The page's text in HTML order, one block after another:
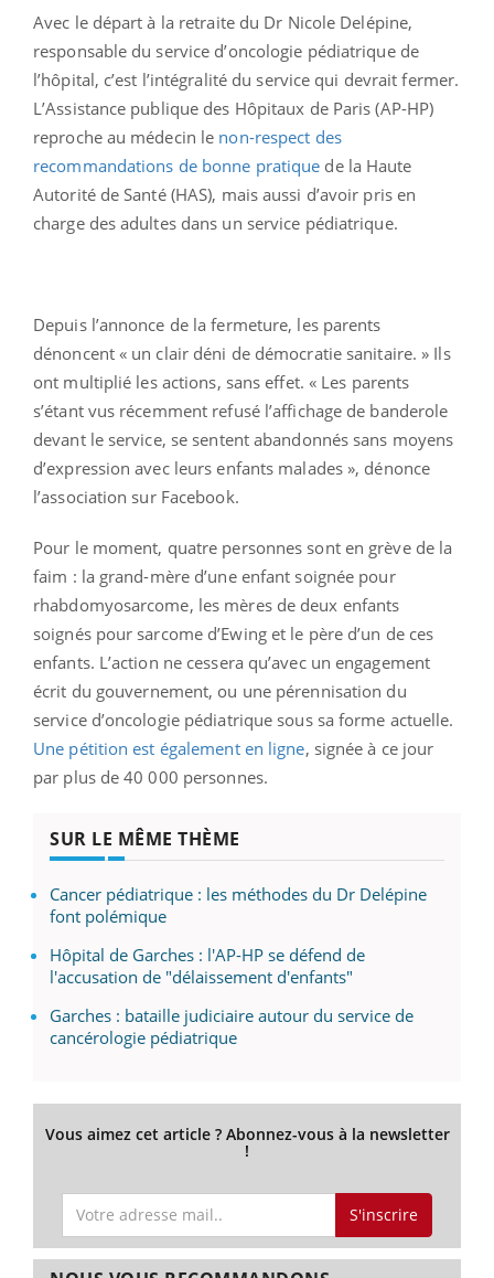
Avec le départ à la retraite du Dr Nicole Delépine,
responsable du service d’oncologie pédiatrique de
l’hôpital, c’est l’intégralité du service qui devrait fermer.
L’Assistance publique des Hôpitaux de Paris (AP-HP)
reproche au médecin le non-respect des
recommandations de bonne pratique de la Haute
Autorité de Santé (HAS), mais aussi d’avoir pris en
charge des adultes dans un service pédiatrique.
Depuis l’annonce de la fermeture, les parents
dénoncent « un clair déni de démocratie sanitaire. » Ils
ont multiplié les actions, sans effet. « Les parents
s’étant vus récemment refusé l’affichage de banderole
devant le service, se sentent abandonnés sans moyens
d’expression avec leurs enfants malades », dénonce
l’association sur Facebook.
Pour le moment, quatre personnes sont en grève de la
faim : la grand-mère d’une enfant soignée pour
rhabdomyosarcome, les mères de deux enfants
soignés pour sarcome d’Ewing et le père d’un de ces
enfants. L’action ne cessera qu’avec un engagement
écrit du gouvernement, ou une pérennisation du
service d’oncologie pédiatrique sous sa forme actuelle.
Une pétition est également en ligne, signée à ce jour
par plus de 40 000 personnes.
SUR LE MÊME THÈME
Cancer pédiatrique : les méthodes du Dr Delépine
font polémique
Hôpital de Garches : l'AP-HP se défend de
l'accusation de "délaissement d'enfants"
Garches : bataille judiciaire autour du service de
cancérologie pédiatrique
Vous aimez cet article ? Abonnez-vous à la newsletter
!
S'inscrire